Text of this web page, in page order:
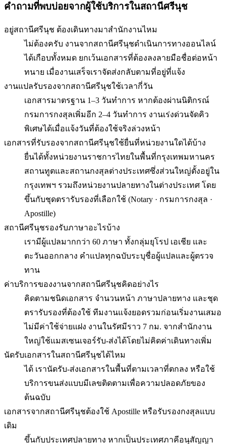
คำถามที่พบบ่อยจากผู้ใช้บริการในสถานีศรีนุช
อยู่สถานีศรีนุช ต้องเดินทางมาสำนักงานไหม
ไม่ต้องครับ งานจากสถานีศรีนุชดำเนินการทางออนไลน์
ได้เกือบทั้งหมด ยกเว้นเอกสารที่ต้องลงลายมือชื่อต่อหน้า
ทนาย เมื่องานเสร็จเราจัดส่งกลับตามที่อยู่ที่แจ้ง
งานแปลรับรองจากสถานีศรีนุชใช้เวลากี่วัน
เอกสารมาตรฐาน 1–3 วันทำการ หากต้องผ่านนิติกรณ์
กรมการกงสุลเพิ่มอีก 2–4 วันทำการ งานเร่งด่วนจัดคิว
พิเศษได้เมื่อแจ้งวันที่ต้องใช้จริงล่วงหน้า
เอกสารที่รับรองจากสถานีศรีนุชใช้ยื่นที่หน่วยงานใดได้บ้าง
ยื่นได้ทั้งหน่วยงานราชการไทยในพื้นที่กรุงเทพมหานคร
สถานทูตและสถานกงสุลต่างประเทศซึ่งส่วนใหญ่ตั้งอยู่ใน
กรุงเทพฯ รวมถึงหน่วยงานปลายทางในต่างประเทศ โดย
ขึ้นกับชุดตรารับรองที่เลือกใช้ (Notary · กรมการกงสุล ·
Apostille)
สถานีศรีนุชรองรับภาษาอะไรบ้าง
เรามีผู้แปลมากกว่า 60 ภาษา ทั้งกลุ่มยุโรป เอเชีย และ
ตะวันออกกลาง คำแปลทุกฉบับระบุชื่อผู้แปลและผู้ตรวจ
ทาน
ค่าบริการของงานจากสถานีศรีนุชคิดอย่างไร
คิดตามชนิดเอกสาร จำนวนหน้า ภาษาปลายทาง และชุด
ตรารับรองที่ต้องใช้ ทีมงานแจ้งยอดรวมก่อนเริ่มงานเสมอ
ไม่มีค่าใช้จ่ายแฝง งานในรัศมีราว 7 กม. จากสำนักงาน
ใหญ่ใช้แมสเซนเจอร์รับ-ส่งได้โดยไม่คิดค่าเดินทางเพิ่ม
นัดรับเอกสารในสถานีศรีนุชได้ไหม
ได้ เรานัดรับ-ส่งเอกสารในพื้นที่ตามเวลาที่ตกลง หรือใช้
บริการขนส่งแบบมีเลขติดตามเพื่อความปลอดภัยของ
ต้นฉบับ
เอกสารจากสถานีศรีนุชต้องใช้ Apostille หรือรับรองกงสุลแบบ
เดิม
ขึ้นกับประเทศปลายทาง หากเป็นประเทศภาคีอนุสัญญา